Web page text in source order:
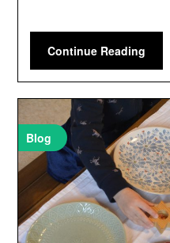
Continue Reading
Blog